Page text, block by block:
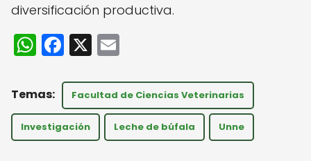
diversificación productiva.
W
h
a
ts
A
F
a
c
e
b
X
ai
l
Facultad de Ciencias Veterinarias
Investigación Leche de búfala Unne